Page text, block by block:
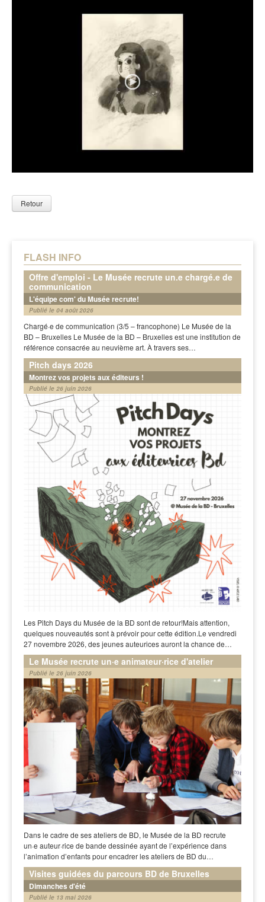
FLASH INFO
Offre d'emploi - Le Musée recrute un.e chargé.e de
communication
L'équipe com' du Musée recrute!
Publié le 04 août 2026
Chargé·e de communication (3/5 – francophone) Le Musée de la
BD – Bruxelles Le Musée de la BD – Bruxelles est une institution de
référence consacrée au neuvième art. À travers ses…
Pitch days 2026
Montrez vos projets aux éditeurs !
Publié le 26 juin 2026
Les Pitch Days du Musée de la BD sont de retour!Mais attention,
quelques nouveautés sont à prévoir pour cette édition.Le vendredi
27 novembre 2026, des jeunes auteurices auront la chance de…
Le Musée recrute un·e animateur·rice d'atelier
Publié le 26 juin 2026
Dans le cadre de ses ateliers de BD, le Musée de la BD recrute
un·e auteur·rice de bande dessinée ayant de l’expérience dans
l’animation d’enfants pour encadrer les ateliers de BD du…
Visites guidées du parcours BD de Bruxelles
Dimanches d'été
Publié le 13 mai 2026
Retour